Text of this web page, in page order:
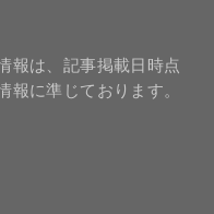
報は、記事掲載日時点
報に準じております。